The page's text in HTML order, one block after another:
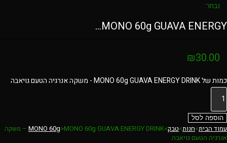
נבחר:
MONO 60g GUAVA ENERGY…
₪30.00
כמות של MONO 60g GUAVA ENERGY DRINK - משקה אנרגיה הטעם גויאבה
הוספה לסל
עמוד הבית>חנות>טבק>
MONO 60g>
MONO 60g GUAVA ENERGY DRINK – משקה
אנרגיה הטעם גויאבה